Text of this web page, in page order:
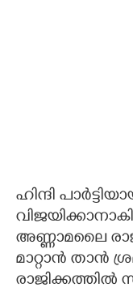
ഹിന്ദി
അണ്ണാമലൈ
മാറ്റാൻ താൻ
രാജിക്കത്തിൽ